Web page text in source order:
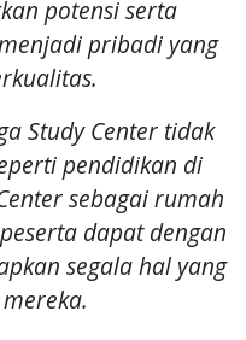
potensi serta
pribadi yang
Study Center tidak
pendidikan di
sebagai rumah
dapat dengan
segala hal yang